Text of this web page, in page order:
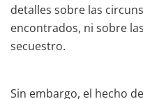
detalles sobre las
encontrados, ni sobre
secuestro.
Sin embargo, el hecho